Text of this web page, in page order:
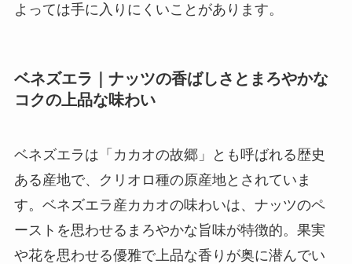
よっては手に入りにくいことがあります。
ベネズエラ｜ナッツの香ばしさとまろやかな
コクの上品な味わい
ベネズエラは「カカオの故郷」とも呼ばれる歴史
ある産地で、クリオロ種の原産地とされていま
す。ベネズエラ産カカオの味わいは、ナッツのペ
ーストを思わせるまろやかな旨味が特徴的。果実
や花を思わせる優雅で上品な香りが奥に潜んでい